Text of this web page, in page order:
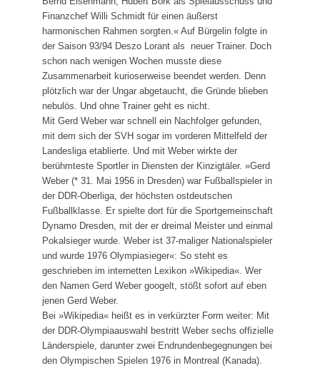
Finanzchef Willi Schmidt für einen äußerst
harmonischen Rahmen sorgten.« Auf Bürgelin folgte in
der Saison 93/94 Deszo Lorant als neuer Trainer. Doch
schon nach wenigen Wochen musste diese
Zusammenarbeit kurioserweise beendet werden. Denn
plötzlich war der Ungar abgetaucht, die Gründe blieben
nebulös. Und ohne Trainer geht es nicht.
Mit Gerd Weber war schnell ein Nachfolger gefunden,
mit dem sich der SVH sogar im vorderen Mittelfeld der
Landesliga etablierte. Und mit Weber wirkte der
berühmteste Sportler in Diensten der Kinzigtäler. »Gerd
Weber (* 31. Mai 1956 in Dresden) war Fußballspieler in
der DDR-Oberliga, der höchsten ostdeutschen
Fußballklasse. Er spielte dort für die Sportgemeinschaft
Dynamo Dresden, mit der er dreimal Meister und einmal
Pokalsieger wurde. Weber ist 37-maliger Nationalspieler
und wurde 1976 Olympia­sieger«: So steht es
geschrieben im internetten Lexikon »Wikipedia«. Wer
den Namen Gerd Weber googelt, stößt sofort auf eben
jenen Gerd Weber.
Bei »Wikipedia« heißt es in verkürzter Form weiter: Mit
der DDR-Olympiaauswahl bestritt Weber sechs offizielle
Länderspiele, darunter zwei Endrundenbegegnungen bei
den Olympischen Spielen 1976 in Montreal (Kanada).